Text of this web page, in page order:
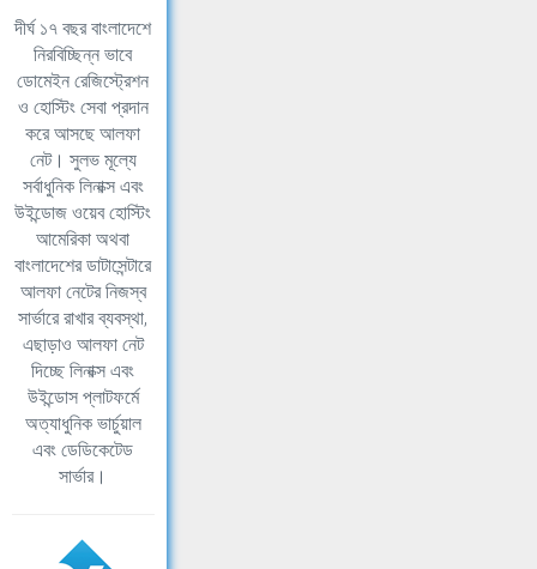
দীর্ঘ ১৭ বছর বাংলাদেশে
নিরবিচ্ছিন্ন ভাবে
ডোমেইন রেজিস্ট্রেশন
ও হোস্টিং সেবা প্রদান
করে আসছে আলফা
নেট। সুলভ মূল্যে
সর্বাধুনিক লিনাক্স এবং
উইন্ডোজ ওয়েব হোস্টিং
আমেরিকা অথবা
বাংলাদেশের ডাটাসেন্টারে
আলফা নেটের নিজস্ব
সার্ভারে রাখার ব্যবস্থা,
এছাড়াও আলফা নেট
দিচ্ছে লিনাক্স এবং
উইন্ডোস প্লাটফর্মে
অত্যাধুনিক ভার্চুয়াল
এবং ডেডিকেটেড
সার্ভার।